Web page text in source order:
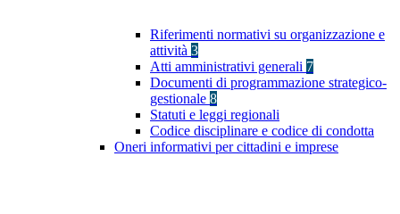
Riferimenti normativi su organizzazione e
attività 3
Atti amministrativi generali 7
Documenti di programmazione strategico-
gestionale 8
Statuti e leggi regionali
Codice disciplinare e codice di condotta
Oneri informativi per cittadini e imprese